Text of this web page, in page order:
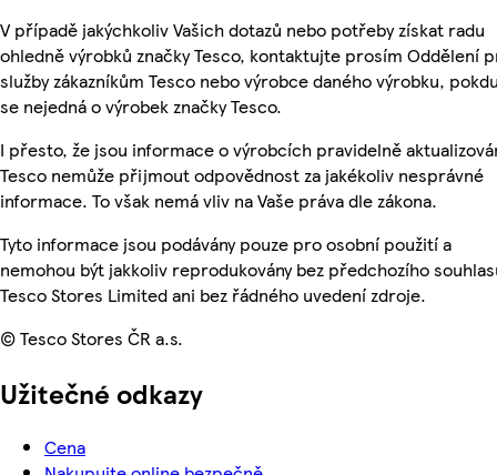
V případě jakýchkoliv Vašich dotazů nebo potřeby získat radu
ohledně výrobků značky Tesco, kontaktujte prosím Oddělení
služby zákazníkům Tesco nebo výrobce daného výrobku,
se nejedná o výrobek značky Tesco.
I přesto, že jsou informace o výrobcích pravidelně
Tesco nemůže přijmout odpovědnost za jakékoliv nesprávné
informace. To však nemá vliv na Vaše práva dle zákona.
Tyto informace jsou podávány pouze pro osobní použití a
nemohou být jakkoliv reprodukovány bez předchozího
Tesco Stores Limited ani bez řádného uvedení zdroje.
© Tesco Stores ČR a.s.
Užitečné odkazy
Cena